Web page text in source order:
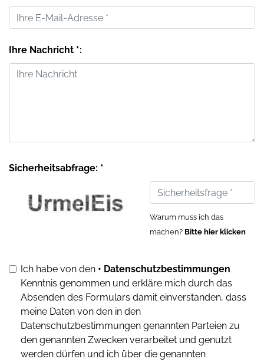
Ihre Nachricht *:
Sicherheitsabfrage: *
Warum muss ich das
machen? Bitte hier klicken
Ich habe von den • Datenschutzbestimmungen
Kenntnis genommen und erkläre mich durch das
Absenden des Formulars damit einverstanden, dass
meine Daten von den in den
Datenschutzbestimmungen genannten Parteien zu
den genannten Zwecken verarbeitet und genutzt
werden dürfen und ich über die genannten